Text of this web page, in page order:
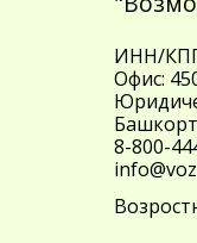
ИНН/КПП
Офис:
8-800-